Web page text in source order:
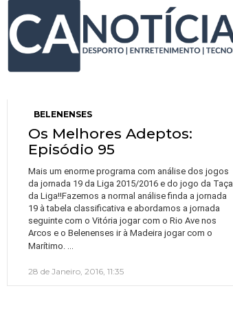
BELENENSES
Os Melhores Adeptos:
Episódio 95
Mais um enorme programa com análise dos jogos
da jornada 19 da Liga 2015/2016 e do jogo da Taça
da Liga!!Fazemos a normal análise finda a jornada
19 à tabela classificativa e abordamos a jornada
seguinte com o Vitória jogar com o Rio Ave nos
Arcos e o Belenenses ir à Madeira jogar com o
Marítimo.
28 de Janeiro, 2016, 11:35